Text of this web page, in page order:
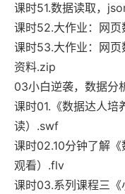
课时51.数据读取，
课时52.大作业：网
课时53.大作业：网
资料.zip
03小白逆袭，数据分
课时01.《数据达人培
读）.swf
课时02.10分钟了解
观看）.flv
课时03.系列课程三《